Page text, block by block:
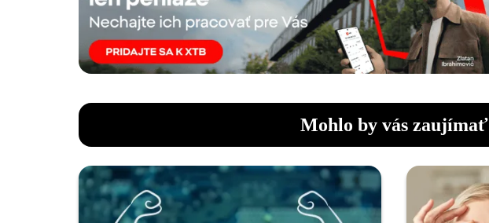
Mohlo by vás zaujímať